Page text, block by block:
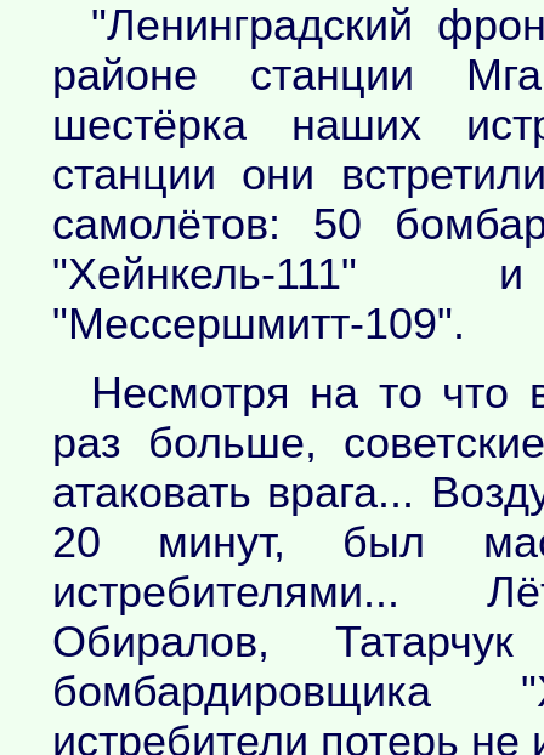
"Ленинградский
районе станции
шестёрка наших
станции они
самолётов: 50
"Хейнкель-
"Мессершмитт-109".
Несмотря на то
раз больше,
атаковать врага...
20 минут, был
истребителями...
Обиралов,
бомбардировщика
истребители потерь не